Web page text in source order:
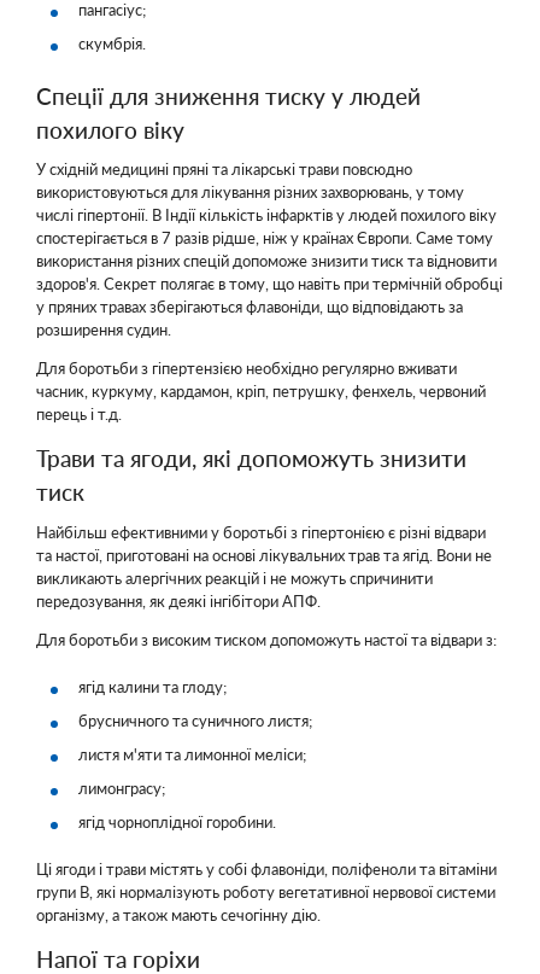
пангасіус;
скумбрія.
Спеції для зниження тиску у людей
похилого віку
У східній медицині пряні та лікарські трави повсюдно
використовуються для лікування різних захворювань, у тому
числі гіпертонії. В Індії кількість інфарктів у людей похилого віку
спостерігається в 7 разів рідше, ніж у країнах Європи. Саме тому
використання різних спецій допоможе знизити тиск та відновити
здоров'я. Секрет полягає в тому, що навіть при термічній обробці
у пряних травах зберігаються флавоніди, що відповідають за
розширення судин.
Для боротьби з гіпертензією необхідно регулярно вживати
часник, куркуму, кардамон, кріп, петрушку, фенхель, червоний
перець і т.д.
Трави та ягоди, які допоможуть знизити
тиск
Найбільш ефективними у боротьбі з гіпертонією є різні відвари
та настої, приготовані на основі лікувальних трав та ягід. Вони не
викликають алергічних реакцій і не можуть спричинити
передозування, як деякі інгібітори АПФ.
Для боротьби з високим тиском допоможуть настої та відвари з:
ягід калини та глоду;
брусничного та суничного листя;
листя м'яти та лимонної меліси;
лимонграсу;
ягід чорноплідної горобини.
Ці ягоди і трави містять у собі флавоніди, поліфеноли та вітаміни
групи В, які нормалізують роботу вегетативної нервової системи
організму, а також мають сечогінну дію.
Напої та горіхи